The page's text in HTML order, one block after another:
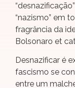
“nazismo” em
fragrância da
Bolsonaro et
Desnazificar é
fascismo se
entre um